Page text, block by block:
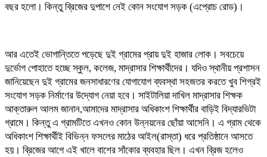
বছর হলো। কিন্তু ব্রিজের দুপাশে নেই কোন সংযোগ সড়ক (এপ্রোচ রোড)।
আর এতেই ভোগান্তিতে পড়েছে দুই গ্রামের প্রায় দুই হাজার লোক। সবচেয়ে
দুর্ভোগ পোহাতে হচ্ছে স্কুল, কলেজ, মাদ্রাসার শিক্ষার্থীদের। যদিও স্থানীয় প্রশাসন
জানিয়েছেন দুই গ্রামের জনসাধারণের যোগাযোগ ব্যবস্থা সহজতর করতে খুব শিগ্রই
সংযোগ সড়ক নির্মাণের উদ্যোগ নেয়া হবে। সাইটালিয়া দাখিল মাদ্রাসার শিক্ষক
আক্তারুল আলম জানান,আমাদের মাদ্রাসার অধিকাংশ শিক্ষার্থীর বাড়িই বিদ্যারভিটা
গ্রামে। কিন্তু এ গ্রামটিতে এখনও কোন উন্নয়নের ছোঁয়া আসেনি। এ গ্রাম থেকে
অধিকাংশ শিক্ষার্থীই বিভিন্ন ফসলের মাঠের আইল(রাস্তা) ধরে প্রতিষ্ঠানে আসতে
হয়। ব্রিজের আগে এই খালে বাশের সাঁকোর ব্যবহার ছিল। এখন ব্রিজ হলেও